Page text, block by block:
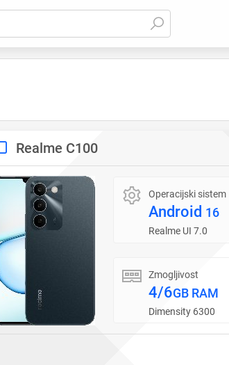
Realme C100
Operacijski sistem
Android 16
Realme UI 7.0
Zmogljivost
4/6GB RAM
Dimensity 6300